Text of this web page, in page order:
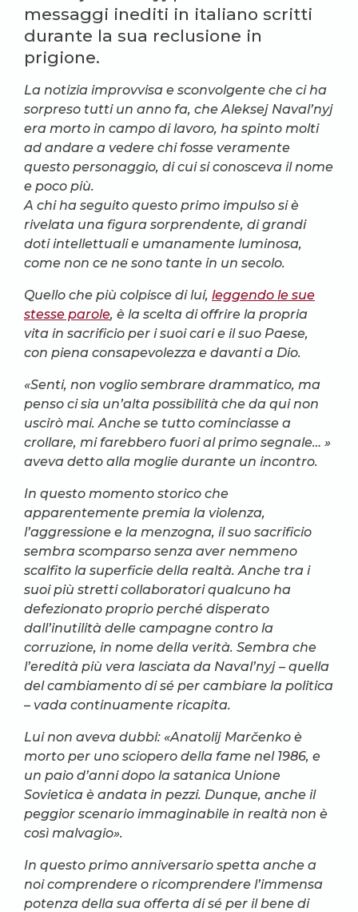
messaggi inediti in italiano scritti
durante la sua reclusione in
prigione.
La notizia improvvisa e sconvolgente che ci ha
sorpreso tutti un anno fa, che Aleksej Naval’nyj
era morto in campo di lavoro, ha spinto molti
ad andare a vedere chi fosse veramente
questo personaggio, di cui si conosceva il nome
e poco più.
A chi ha seguito questo primo impulso si è
rivelata una figura sorprendente, di grandi
doti intellettuali e umanamente luminosa,
come non ce ne sono tante in un secolo.
Quello che più colpisce di lui, leggendo le sue
stesse parole, è la scelta di offrire la propria
vita in sacrificio per i suoi cari e il suo Paese,
con piena consapevolezza e davanti a Dio.
«Senti, non voglio sembrare drammatico, ma
penso ci sia un’alta possibilità che da qui non
uscirò mai. Anche se tutto cominciasse a
crollare, mi farebbero fuori al primo segnale… »
aveva detto alla moglie durante un incontro.
In questo momento storico che
apparentemente premia la violenza,
l’aggressione e la menzogna, il suo sacrificio
sembra scomparso senza aver nemmeno
scalfito la superficie della realtà. Anche tra i
suoi più stretti collaboratori qualcuno ha
defezionato proprio perché disperato
dall’inutilità delle campagne contro la
corruzione, in nome della verità. Sembra che
l’eredità più vera lasciata da Naval’nyj – quella
del cambiamento di sé per cambiare la politica
– vada continuamente ricapita.
Lui non aveva dubbi: «Anatolij Marčenko è
morto per uno sciopero della fame nel 1986, e
un paio d’anni dopo la satanica Unione
Sovietica è andata in pezzi. Dunque, anche il
peggior scenario immaginabile in realtà non è
così malvagio».
In questo primo anniversario spetta anche a
noi comprendere o ricomprendere l’immensa
potenza della sua offerta di sé per il bene di